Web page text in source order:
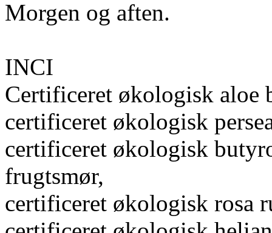
Morgen og aften.
INCI
Certificeret økologisk aloe
certificeret økologisk
certificeret økologisk
frugtsmør,
certificeret økologisk rosa